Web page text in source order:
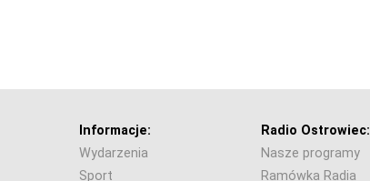
Informacje:
Wydarzenia
Sport
Radio Ostrowiec:
Nasze programy
Ramówka Radia